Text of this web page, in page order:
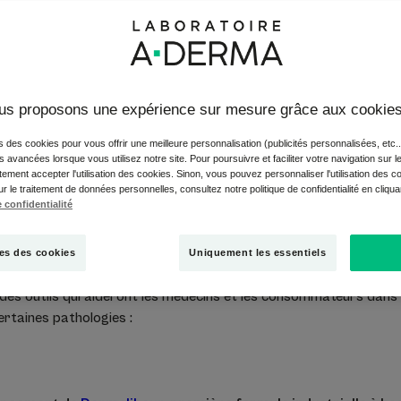
les années 70 quand Monsieur Pierre Fabre, Pharmacien
alors plante oubliée et pourtant utilisée depuis plus
le début d’une longue recherche qui se poursuit encore
inspire à A-DERMA son nom de Marque et donne
dermatologie au lait d’Avoine, qui est aussi le premier
marque pionnière car avec ce produit naît aussi la Dermo-
et aujourd’hui parmi les plus vendus et recommandés
outils qui aideront les médecins et les consommateurs dans
pathologies :
proposons une expérience sur mesure grâce aux cookies
des cookies pour vous offrir une meilleure personnalisation (publicités personnalisées,
avancées lorsque vous utilisez notre site. Pour poursuivre et faciliter votre navigation sur
accepter l'utilisation des cookies. Sinon, vous pouvez personnaliser l'utilisation des
le traitement de données personnelles, consultez notre politique de confidentialité en
confidentialité
des cookies Uniquement les essentiels